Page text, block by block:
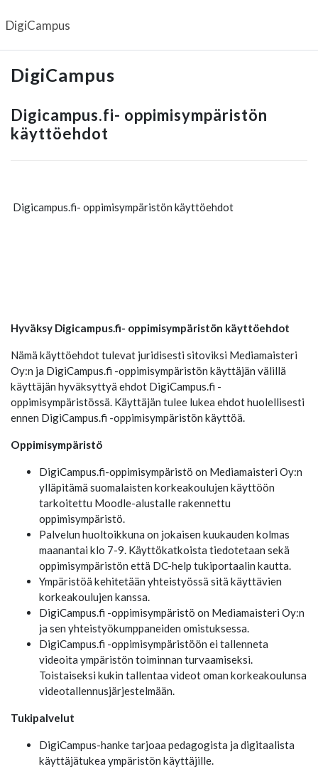
DigiCampus
DigiCampus
Digicampus.fi- oppimisympäristön
käyttöehdot
Digicampus.fi- oppimisympäristön käyttöehdot
Hyväksy Digicampus.fi- oppimisympäristön käyttöehdot
Nämä käyttöehdot tulevat juridisesti sitoviksi Mediamaisteri
Oy:n ja DigiCampus.fi -oppimisympäristön käyttäjän välillä
käyttäjän hyväksyttyä ehdot DigiCampus.fi -
oppimisympäristössä. Käyttäjän tulee lukea ehdot huolellisesti
ennen DigiCampus.fi -oppimisympäristön käyttöä.
Oppimisympäristö
DigiCampus.fi-oppimisympäristö on Mediamaisteri Oy:n
ylläpitämä suomalaisten korkeakoulujen käyttöön
tarkoitettu Moodle-alustalle rakennettu
oppimisympäristö.
Palvelun huoltoikkuna on jokaisen kuukauden kolmas
maanantai klo 7-9. Käyttökatkoista tiedotetaan sekä
oppimisympäristön että DC-help tukiportaalin kautta.
Ympäristöä kehitetään yhteistyössä sitä käyttävien
korkeakoulujen kanssa.
DigiCampus.fi -oppimisympäristö on Mediamaisteri Oy:n
ja sen yhteistyökumppaneiden omistuksessa.
DigiCampus.fi -oppimisympäristöön ei tallenneta
videoita ympäristön toiminnan turvaamiseksi.
Toistaiseksi kukin tallentaa videot oman korkeakoulunsa
videotallennusjärjestelmään.
Tukipalvelut
DigiCampus-hanke tarjoaa pedagogista ja digitaalista
käyttäjätukea ympäristön käyttäjille.